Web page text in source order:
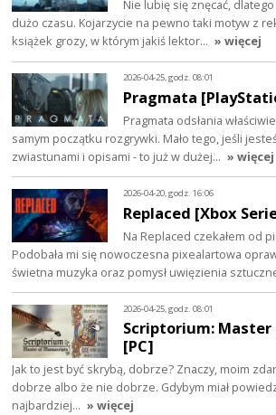
Nie lubię się znęcać,
dużo czasu. Kojarzycie na pewno taki motyw z
książek grozy, w którym jakiś lektor… » więcej
2026-04-25, godz. 08:01
Pragmata
Pragmata odsłania
samym początku rozgrywki. Mało tego, jeśli
zwiastunami i opisami - to już w dużej… » więcej
2026-04-20, godz. 16:06
Replaced [Xbox
Na Replaced czekałem od
Podobała mi się nowoczesna pixealartowa
świetna muzyka oraz pomysł uwięzienia
2026-04-25, godz. 08:01
Scriptorium:
[PC]
Jak to jest być skrybą, dobrze? Znaczy, moim
dobrze albo że nie dobrze. Gdybym miał
najbardziej… » więcej